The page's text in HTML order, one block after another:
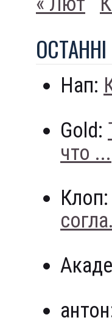
Нап:
Gold:
что ...
Клоп: